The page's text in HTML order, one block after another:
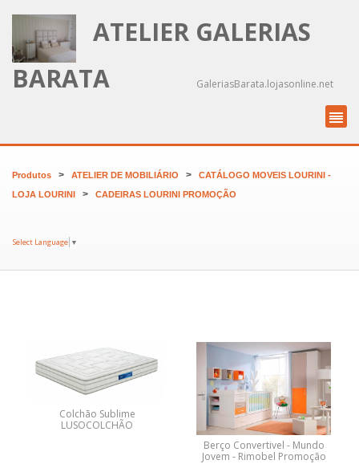
ATELIER GALERIAS
BARATA
GaleriasBarata.lojasonline.net
Produtos > ATELIER DE MOBILIÁRIO > CATÁLOGO MOVEIS LOURINI -
LOJA LOURINI > CADEIRAS LOURINI PROMOÇÃO
Select Language ▼
Colchão Sublime
LUSOCOLCHÃO
Berço Convertivel - Mundo
Jovem - Rimobel Promoção